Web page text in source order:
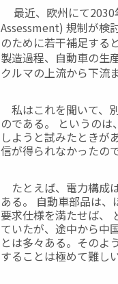
最近、欧州にて
Assessment) 規制が検
のために若干補足する
製造過程、自動車の生
クルマの上流から下流
私はこれを聞いて、
のである。 というの
しようと試みたときが
信が得られなかったの
たとえば、電力構成
ある。 自動車部品は、
要求仕様を満たせば、
ていたが、途中から中
とは多々ある。そのよ
することは極めて難しい